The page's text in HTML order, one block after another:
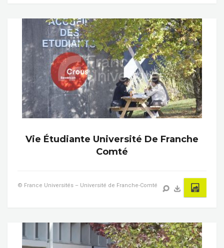
Vie Étudiante Université De Franche
Comté
© France Universités – Université de Franche-Comté